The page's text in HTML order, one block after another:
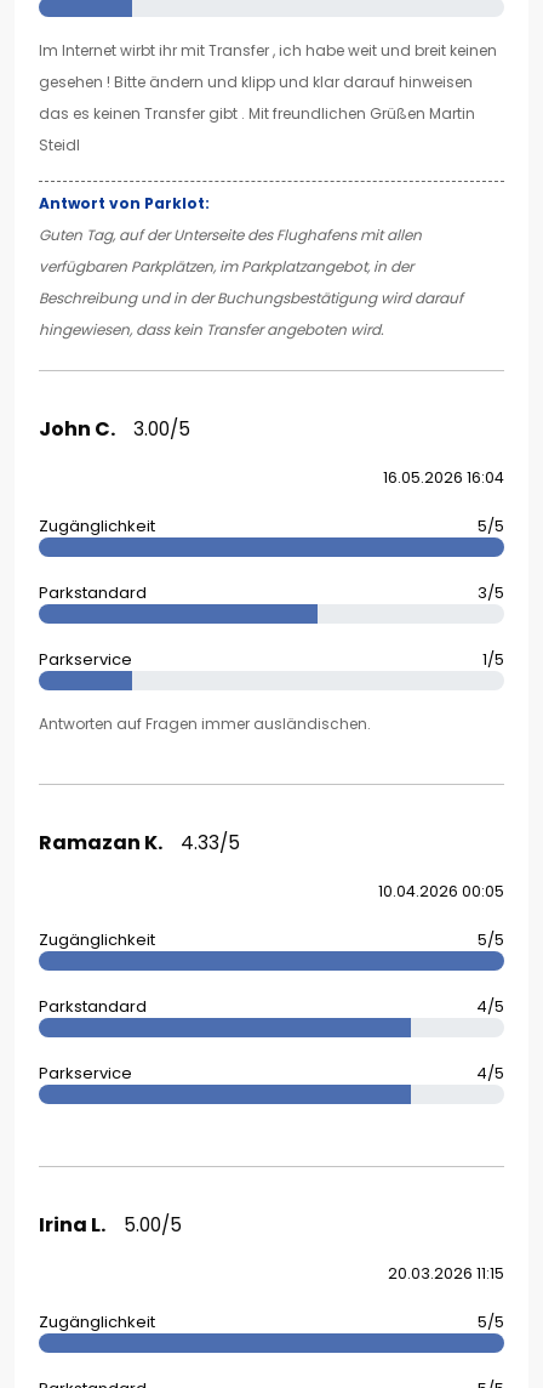
Im Internet wirbt ihr mit Transfer , ich habe weit und breit keinen
gesehen ! Bitte ändern und klipp und klar darauf hinweisen
das es keinen Transfer gibt . Mit freundlichen Grüßen Martin
Steidl
Antwort von Parklot:
Guten Tag, auf der Unterseite des Flughafens mit allen
verfügbaren Parkplätzen, im Parkplatzangebot, in der
Beschreibung und in der Buchungsbestätigung wird darauf
hingewiesen, dass kein Transfer angeboten wird.
John C. 3.00/5
16.05.2026 16:04
Zugänglichkeit 5/5
Parkstandard 3/5
Parkservice 1/5
Antworten auf Fragen immer ausländischen.
Ramazan K. 4.33/5
10.04.2026 00:05
Zugänglichkeit 5/5
Parkstandard 4/5
Parkservice 4/5
Irina L. 5.00/5
20.03.2026 11:15
Zugänglichkeit 5/5